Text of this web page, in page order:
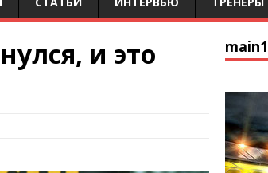
и это
main1